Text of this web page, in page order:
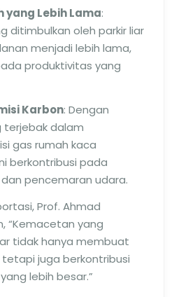
yang Lebih Lama:
ditimbulkan oleh parkir liar
menjadi lebih lama,
produktivitas yang
Karbon: Dengan
terjebak dalam
gas rumah kaca
berkontribusi pada
pencemaran udara.
Prof. Ahmad
“Kemacetan yang
tidak hanya membuat
juga berkontribusi
lebih besar.”